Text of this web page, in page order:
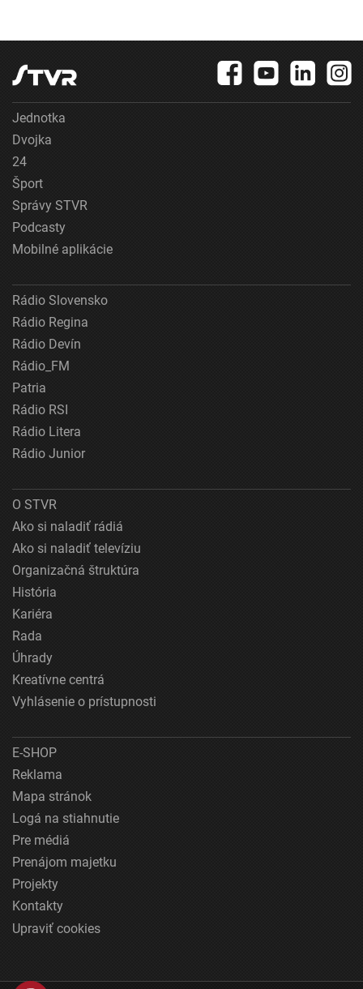
Jednotka
Dvojka
24
Šport
Správy STVR
Podcasty
Mobilné aplikácie
Rádio Slovensko
Rádio Regina
Rádio Devín
Rádio_FM
Patria
Rádio RSI
Rádio Litera
Rádio Junior
O STVR
Ako si naladiť rádiá
Ako si naladiť televíziu
Organizačná štruktúra
História
Kariéra
Rada
Úhrady
Kreatívne centrá
Vyhlásenie o prístupnosti
E-SHOP
Reklama
Mapa stránok
Logá na stiahnutie
Pre médiá
Prenájom majetku
Projekty
Kontakty
Upraviť cookies